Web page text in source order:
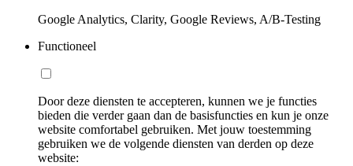
Google Analytics, Clarity, Google Reviews, A/B-Testing
Functioneel
Door deze diensten te accepteren, kunnen we je functies
bieden die verder gaan dan de basisfuncties en kun je onze
website comfortabel gebruiken. Met jouw toestemming
gebruiken we de volgende diensten van derden op deze
website: